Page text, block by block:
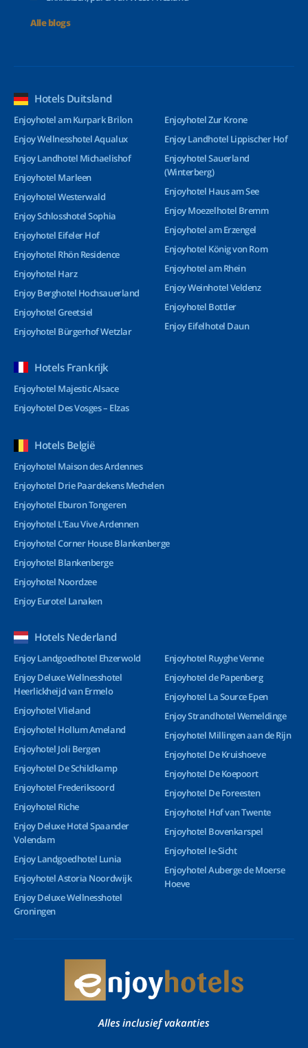
Alle blogs
Hotels Duitsland
Enjoyhotel am Kurpark Brilon
Enjoy Wellnesshotel Aqualux
Enjoy Landhotel Michaelishof
Enjoyhotel Marleen
Enjoyhotel Westerwald
Enjoy Schlosshotel Sophia
Enjoyhotel Eifeler Hof
Enjoyhotel Rhön Residence
Enjoyhotel Harz
Enjoy Berghotel Hochsauerland
Enjoyhotel Greetsiel
Enjoyhotel Bürgerhof Wetzlar
Enjoyhotel Zur Krone
Enjoy Landhotel Lippischer Hof
Enjoyhotel Sauerland
(Winterberg)
Enjoyhotel Haus am See
Enjoy Moezelhotel Bremm
Enjoyhotel am Erzengel
Enjoyhotel König von Rom
Enjoyhotel am Rhein
Enjoy Weinhotel Veldenz
Enjoyhotel Bottler
Enjoy Eifelhotel Daun
Hotels Frankrijk
Enjoyhotel Majestic Alsace
Enjoyhotel Des Vosges – Elzas
Hotels België
Enjoyhotel Maison des Ardennes
Enjoyhotel Drie Paardekens Mechelen
Enjoyhotel Eburon Tongeren
Enjoyhotel L’Eau Vive Ardennen
Enjoyhotel Corner House Blankenberge
Enjoyhotel Blankenberge
Enjoyhotel Noordzee
Enjoy Eurotel Lanaken
Hotels Nederland
Enjoy Landgoedhotel Ehzerwold
Enjoy Deluxe Wellnesshotel
Heerlickheijd van Ermelo
Enjoyhotel Vlieland
Enjoyhotel Hollum Ameland
Enjoyhotel Joli Bergen
Enjoyhotel De Schildkamp
Enjoyhotel Frederiksoord
Enjoyhotel Riche
Enjoy Deluxe Hotel Spaander
Volendam
Enjoy Landgoedhotel Lunia
Enjoyhotel Astoria Noordwijk
Enjoy Deluxe Wellnesshotel
Groningen
Enjoyhotel Ruyghe Venne
Enjoyhotel de Papenberg
Enjoyhotel La Source Epen
Enjoy Strandhotel Wemeldinge
Enjoyhotel Millingen aan de Rijn
Enjoyhotel De Kruishoeve
Enjoyhotel De Koepoort
Enjoyhotel De Foreesten
Enjoyhotel Hof van Twente
Enjoyhotel Bovenkarspel
Enjoyhotel Ie-Sicht
Enjoyhotel Auberge de Moerse
Hoeve
Alles inclusief vakanties